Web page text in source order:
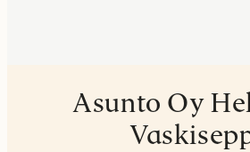
Asunto Oy